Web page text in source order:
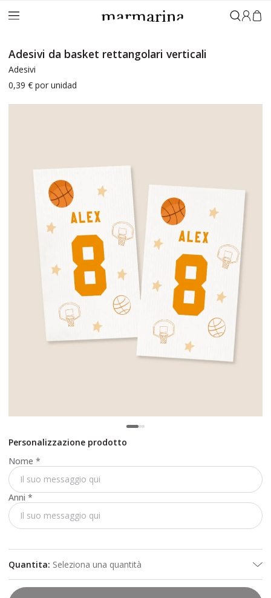
Accedi
Adesivi da basket rettangolari verticali
Adesivi
0,39 € por unidad
Personalizzazione prodotto
Nome *
Anni *
Quantita: Seleziona una quantità